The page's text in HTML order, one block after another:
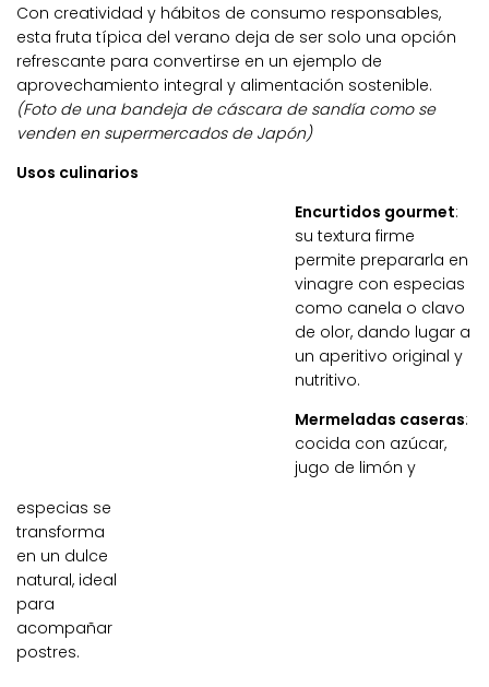
Con creatividad y hábitos de consumo responsables,
esta fruta típica del verano deja de ser solo una opción
refrescante para convertirse en un ejemplo de
aprovechamiento integral y alimentación sostenible.
(Foto de una bandeja de cáscara de sandía como se
venden en supermercados de Japón)
Usos culinarios
Encurtidos gourmet:
su textura firme
permite prepararla en
vinagre con especias
como canela o clavo
de olor, dando lugar a
un aperitivo original y
nutritivo.
Mermeladas caseras:
cocida con azúcar,
jugo de limón y
especias se
transforma
en un dulce
natural, ideal
para
acompañar
postres.